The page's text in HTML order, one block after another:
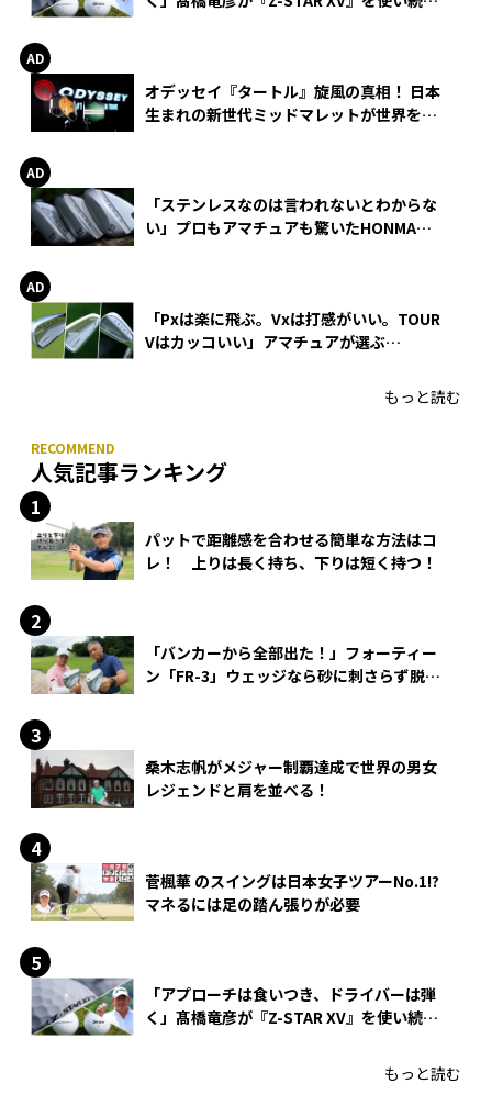
オデッセイ『タートル』旋風の真相！ 日本
生まれの新世代ミッドマレットが世界を席
「ステンレスなのは言われないとわからな
い」プロもアマチュアも驚いたHONMA
「Pxは楽に飛ぶ。Vxは打感がいい。TOUR
Vはカッコいい」アマチュアが選ぶ
もっと読む
人気記事ランキング
パットで距離感を合わせる簡単な方法はコ
レ！ 上りは長く持ち、下りは短く持つ！
「バンカーから全部出た！」フォーティー
ン「FR-3」ウェッジなら砂に刺さらず脱出
桑木志帆がメジャー制覇達成で世界の男女
レジェンドと肩を並べる！
菅楓華 のスイングは日本女子ツアーNo.1!?
マネるには足の踏ん張りが必要
「アプローチは食いつき、ドライバーは弾
く」髙橋竜彦が『Z-STAR XV』を使い続け
もっと読む